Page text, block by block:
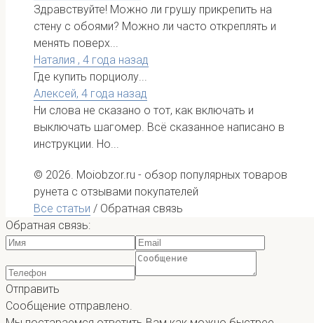
Здравствуйте! Можно ли грушу прикрепить на
стену с обоями? Можно ли часто откреплять и
менять поверх...
Наталия , 4 года назад
Где купить порциолу...
Алексей, 4 года назад
Ни слова не сказано о тот, как включать и
выключать шагомер. Всё сказанное написано в
инструкции. Но...
© 2026. Moiobzor.ru - обзор популярных товаров
рунета с отзывами покупателей
Все статьи / Обратная связь
Обратная связь:
Отправить
Сообщение отправлено.